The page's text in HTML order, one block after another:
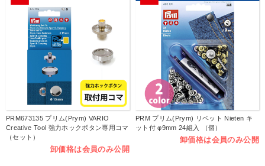
PRM673135 プリム(Prym) VARIO
Creative Tool 強力ホックボタン専用コマ
（セット）
卸価格は会員のみ公開
PRM プリム(Prym) リベット Nieten キ
ット付 φ9mm 24組入 （個）
卸価格は会員のみ公開